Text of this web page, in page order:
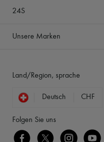
24S
Unsere Marken
Land/Region, sprache
Deutsch CHF
Folgen Sie uns